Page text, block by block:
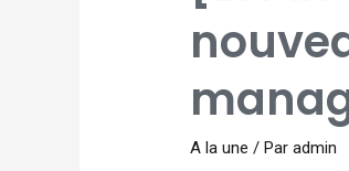
A la une / Paradmin
POUR
LES